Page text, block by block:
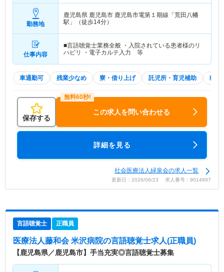
勤務地
鹿児島県 鹿児島市 鹿児島市電第１期線「荒田八幡
駅」（徒歩14分）
仕事内容
■言語聴覚士業務全般 ・入院されている患者様のリ
ハビリ ・電子カルテ入力 等
車通勤可 残業少なめ 寮・借り上げ 託児所・育児補助 積極
保存する
この求人を問い合わせる
詳細を見る
社会医療法人緑泉会の求人一覧
更新日：2026/06/23 求人番号：9014897
言語聴覚士 正職員
医療法人藤和会 米沢病院の言語聴覚士求人(正職員)
【鹿児島県／鹿児島市】手当充実◎言語聴覚士募集